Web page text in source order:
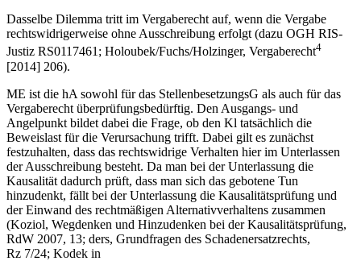
Dasselbe Dilemma tritt im Vergaberecht auf, wenn die Vergabe
rechtswidrigerweise ohne Ausschreibung erfolgt (dazu OGH RIS-
Justiz RS0117461; Holoubek/Fuchs/Holzinger, Vergaberecht4
[2014] 206).
ME ist die hA sowohl für das StellenbesetzungsG als auch für das
Vergaberecht überprüfungsbedürftig. Den Ausgangs- und
Angelpunkt bildet dabei die Frage, ob den Kl tatsächlich die
Beweislast für die Verursachung trifft. Dabei gilt es zunächst
festzuhalten, dass das rechtswidrige Verhalten hier im Unterlassen
der Ausschreibung besteht. Da man bei der Unterlassung die
Kausalität dadurch prüft, dass man sich das gebotene Tun
hinzudenkt, fällt bei der Unterlassung die Kausalitätsprüfung und
der Einwand des rechtmäßigen Alternativverhaltens zusammen
(Koziol, Wegdenken und Hinzudenken bei der Kausalitätsprüfung,
RdW 2007, 13; ders, Grundfragen des Schadenersatzrechts,
Rz 7/24; Kodek in